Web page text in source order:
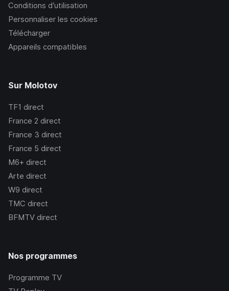
Conditions d’utilisation
Personnaliser les cookies
Télécharger
Appareils compatibles
Sur Molotov
TF1 direct
France 2 direct
France 3 direct
France 5 direct
M6+ direct
Arte direct
W9 direct
TMC direct
BFMTV direct
Nos programmes
Programme TV